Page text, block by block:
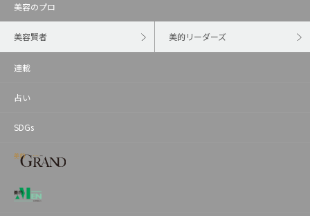
美容のプロ
美容賢者 美的リーダーズ
連載
占い
SDGs